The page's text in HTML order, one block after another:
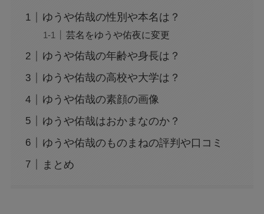
ゆうや佑哉の性別や本名は？
芸名をゆうや佑夜に変更
ゆうや佑哉の年齢や身長は？
ゆうや佑哉の高校や大学は？
ゆうや佑哉の素顔の画像
ゆうや佑哉はおかまなのか？
ゆうや佑哉のものまねの評判や口コミ
まとめ